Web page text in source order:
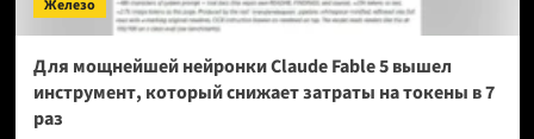
переходят
на
Железо
Для мощнейшей нейронки Claude Fable 5 вышел
инструмент, который снижает затраты на токены в 7
раз